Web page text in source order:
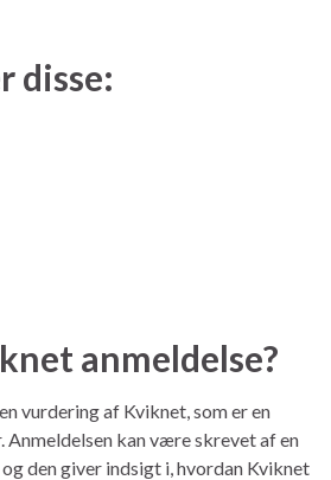
disse:
anmeldelse?
vurdering af Kviknet, som er en
Anmeldelsen kan være skrevet af en
den giver indsigt i, hvordan Kviknet